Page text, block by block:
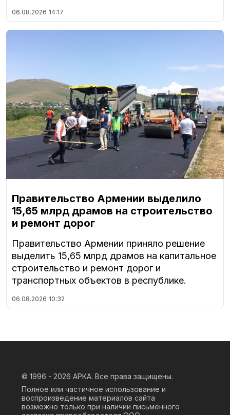
06.08.2026 14:17
Правительство Армении выделило
15,65 млрд драмов на строительство
и ремонт дорог
Правительство Армении приняло решение
выделить 15,65 млрд драмов на капитальное
строительство и ремонт дорог и
транспортных объектов в республике.
06.08.2026 10:32
© 1996 - 2026 АРКА. Все права защищены.
Полное или частичное использование и
воспроизведение материалов сайта
возможно только при наличии письменного